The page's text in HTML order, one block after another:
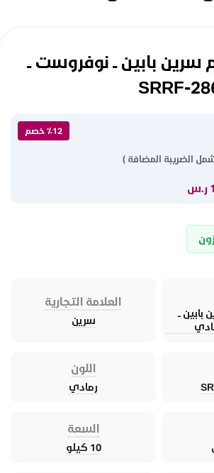
10 قدم سرين بابين ــ نوفروست ــ
٪12 خصم
الضريبة المضافة )
بابين ــ
العلامة التجارية
سرين
اللون
رمادي
السعة
10 كيلو